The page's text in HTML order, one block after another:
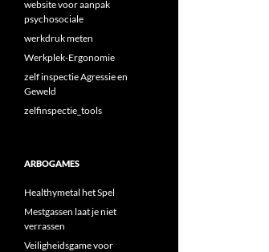
website voor aanpak
psychosociale
werkdruk meten
Werkplek-Ergonomie
zelf inspectie Agressie en
Geweld
zelfinspectie_tools
ARBOGAMES
Healthymetal het Spel
Mestgassen laat je niet
verrassen
Veiligheidsgame voor